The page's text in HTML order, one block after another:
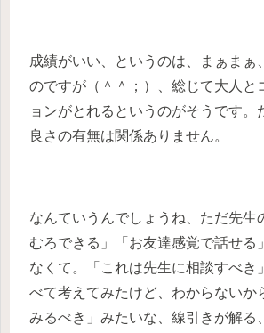
成績がいい、というのは、まぁまぁ
のですが（＾＾；）、総じて大人と
ョンがとれるというのがそうです。
良さの有無は関係ありません。
なんていうんでしょうね、ただ先生
むろできる」「お友達感覚で話せる
なくて。「これは先生に相談すべき
べて考えてみたけど、わからないか
みるべき」みたいな、線引きが解る